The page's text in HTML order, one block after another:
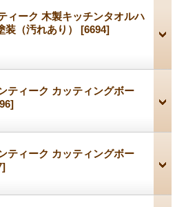
ィーク 木製キッチンタオルハ
装（汚れあり） [6694]
ティーク カッティングボー
ティーク カッティングボー